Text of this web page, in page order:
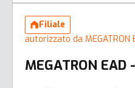
Filiale
autorizzato da MEGATRON
MEGATRON EAD